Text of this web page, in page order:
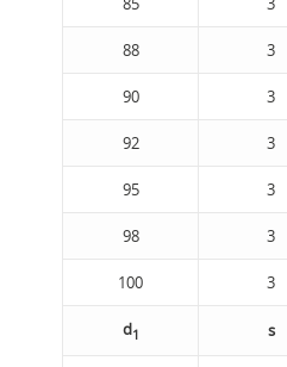
88 3
90 3
92 3
95 3
98 3
100 3
d1 s